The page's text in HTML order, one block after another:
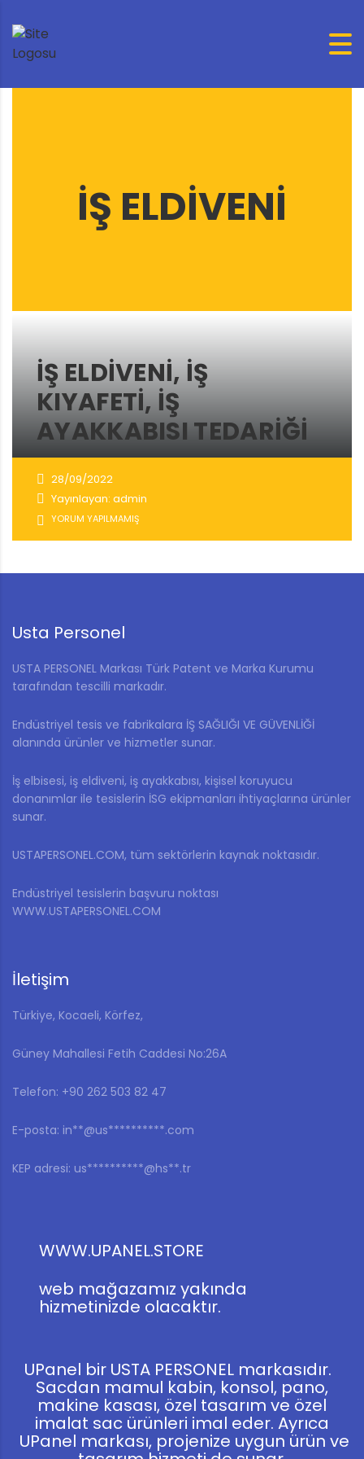
IŞ ELDIVENI
İŞ ELDIVENI, IŞ
KIYAFETI, IŞ
AYAKKABISI TEDARIĞI
28/09/2022
Yayınlayan: admin
YORUM YAPILMAMIŞ
Usta Personel
USTA PERSONEL Markası Türk Patent ve Marka Kurumu
tarafından tescilli markadır.
Endüstriyel tesis ve fabrikalara İŞ SAĞLIĞI VE GÜVENLİĞİ
alanında ürünler ve hizmetler sunar.
İş elbisesi, iş eldiveni, iş ayakkabısı, kişisel koruyucu
donanımlar ile tesislerin İSG ekipmanları ihtiyaçlarına ürünler
sunar.
USTAPERSONEL.COM, tüm sektörlerin kaynak noktasıdır.
Endüstriyel tesislerin başvuru noktası
WWW.USTAPERSONEL.COM
İletişim
Türkiye, Kocaeli, Körfez,
Güney Mahallesi Fetih Caddesi No:26A
Telefon: ‎+90 262 503 82 47
E-posta: in**@us**********.com
KEP adresi: us**********@hs**.tr
WWW.UPANEL.STORE
web mağazamız yakında
hizmetinizde olacaktır.
UPanel bir USTA PERSONEL markasıdır.
Sacdan mamul kabin, konsol, pano,
makine kasası, özel tasarım ve özel
imalat sac ürünleri imal eder. Ayrıca
UPanel markası, projenize uygun ürün ve